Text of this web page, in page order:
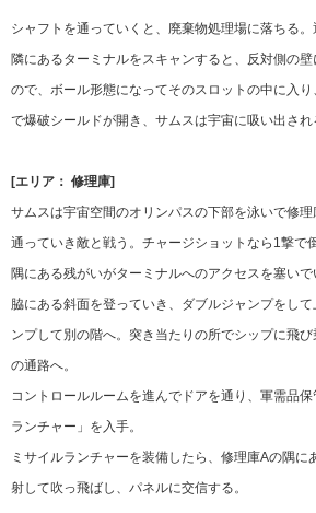
シャフトを通っていくと、廃棄物処理場に落ちる
隣にあるターミナルをスキャンすると、反対側の
ので、ボール形態になってそのスロットの中に入
で爆破シールドが開き、サムスは宇宙に吸い出され
[エリア： 修理庫]
サムスは宇宙空間のオリンパスの下部を泳いで修
通っていき敵と戦う。チャージショットなら1撃で
隅にある残がいがターミナルへのアクセスを塞いで
脇にある斜面を登っていき、ダブルジャンプをし
ンプして別の階へ。突き当たりの所でシップに飛
の通路へ。
コントロールルームを進んでドアを通り、軍需品
ランチャー」を入手。
ミサイルランチャーを装備したら、修理庫Aの隅に
射して吹っ飛ばし、パネルに交信する。